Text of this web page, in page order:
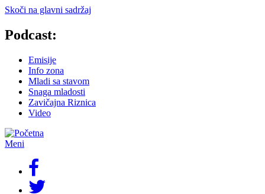
Skoči na glavni sadržaj
Podcast:
Emisije
Info zona
Mladi sa stavom
Snaga mladosti
Zavičajna Riznica
Video
Meni